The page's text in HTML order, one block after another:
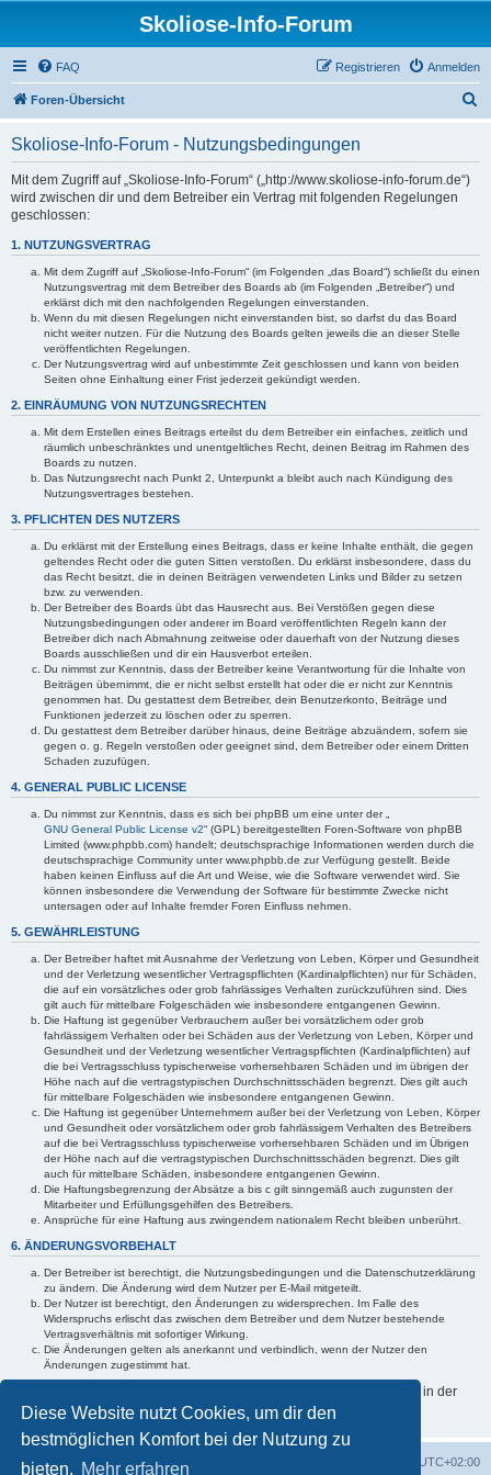
Diese Website nutzt Cookies, um dir den
bestmöglichen Komfort bei der Nutzung zu
bieten. Mehr erfahren
Skoliose-Info-Forum
FAQ Anmelden
Registrieren
Foren-Übersicht
Skoliose-Info-Forum - Nutzungsbedingungen
Mit dem Zugriff auf „Skoliose-Info-Forum“ („http://www.skoliose-info-forum.de“)
wird zwischen dir und dem Betreiber ein Vertrag mit folgenden Regelungen
geschlossen:
1. NUTZUNGSVERTRAG
Mit dem Zugriff auf „Skoliose-Info-Forum“ (im Folgenden „das Board“) schließt du einen
Nutzungsvertrag mit dem Betreiber des Boards ab (im Folgenden „Betreiber“) und
erklärst dich mit den nachfolgenden Regelungen einverstanden.
Wenn du mit diesen Regelungen nicht einverstanden bist, so darfst du das Board
nicht weiter nutzen. Für die Nutzung des Boards gelten jeweils die an dieser Stelle
veröffentlichten Regelungen.
Der Nutzungsvertrag wird auf unbestimmte Zeit geschlossen und kann von beiden
Seiten ohne Einhaltung einer Frist jederzeit gekündigt werden.
2. EINRÄUMUNG VON NUTZUNGSRECHTEN
Mit dem Erstellen eines Beitrags erteilst du dem Betreiber ein einfaches, zeitlich und
räumlich unbeschränktes und unentgeltliches Recht, deinen Beitrag im Rahmen des
Boards zu nutzen.
Das Nutzungsrecht nach Punkt 2, Unterpunkt a bleibt auch nach Kündigung des
Nutzungsvertrages bestehen.
3. PFLICHTEN DES NUTZERS
Du erklärst mit der Erstellung eines Beitrags, dass er keine Inhalte enthält, die gegen
geltendes Recht oder die guten Sitten verstoßen. Du erklärst insbesondere, dass du
das Recht besitzt, die in deinen Beiträgen verwendeten Links und Bilder zu setzen
bzw. zu verwenden.
Der Betreiber des Boards übt das Hausrecht aus. Bei Verstößen gegen diese
Nutzungsbedingungen oder anderer im Board veröffentlichten Regeln kann der
Betreiber dich nach Abmahnung zeitweise oder dauerhaft von der Nutzung dieses
Boards ausschließen und dir ein Hausverbot erteilen.
Du nimmst zur Kenntnis, dass der Betreiber keine Verantwortung für die Inhalte von
Beiträgen übernimmt, die er nicht selbst erstellt hat oder die er nicht zur Kenntnis
genommen hat. Du gestattest dem Betreiber, dein Benutzerkonto, Beiträge und
Funktionen jederzeit zu löschen oder zu sperren.
Du gestattest dem Betreiber darüber hinaus, deine Beiträge abzuändern, sofern sie
gegen o. g. Regeln verstoßen oder geeignet sind, dem Betreiber oder einem Dritten
Schaden zuzufügen.
4. GENERAL PUBLIC LICENSE
Du nimmst zur Kenntnis, dass es sich bei phpBB um eine unter der „
GNU General Public License v2“ (GPL) bereitgestellten Foren-Software von phpBB
Limited (www.phpbb.com) handelt; deutschsprachige Informationen werden durch die
deutschsprachige Community unter www.phpbb.de zur Verfügung gestellt. Beide
haben keinen Einfluss auf die Art und Weise, wie die Software verwendet wird. Sie
können insbesondere die Verwendung der Software für bestimmte Zwecke nicht
untersagen oder auf Inhalte fremder Foren Einfluss nehmen.
5. GEWÄHRLEISTUNG
Der Betreiber haftet mit Ausnahme der Verletzung von Leben, Körper und Gesundheit
und der Verletzung wesentlicher Vertragspflichten (Kardinalpflichten) nur für Schäden,
die auf ein vorsätzliches oder grob fahrlässiges Verhalten zurückzuführen sind. Dies
gilt auch für mittelbare Folgeschäden wie insbesondere entgangenen Gewinn.
Die Haftung ist gegenüber Verbrauchern außer bei vorsätzlichem oder grob
fahrlässigem Verhalten oder bei Schäden aus der Verletzung von Leben, Körper und
Gesundheit und der Verletzung wesentlicher Vertragspflichten (Kardinalpflichten) auf
die bei Vertragsschluss typischerweise vorhersehbaren Schäden und im übrigen der
Höhe nach auf die vertragstypischen Durchschnittsschäden begrenzt. Dies gilt auch
für mittelbare Folgeschäden wie insbesondere entgangenen Gewinn.
Die Haftung ist gegenüber Unternehmern außer bei der Verletzung von Leben, Körper
und Gesundheit oder vorsätzlichem oder grob fahrlässigem Verhalten des Betreibers
auf die bei Vertragsschluss typischerweise vorhersehbaren Schäden und im Übrigen
der Höhe nach auf die vertragstypischen Durchschnittsschäden begrenzt. Dies gilt
auch für mittelbare Schäden, insbesondere entgangenen Gewinn.
Die Haftungsbegrenzung der Absätze a bis c gilt sinngemäß auch zugunsten der
Mitarbeiter und Erfüllungsgehilfen des Betreibers.
Ansprüche für eine Haftung aus zwingendem nationalem Recht bleiben unberührt.
6. ÄNDERUNGSVORBEHALT
Der Betreiber ist berechtigt, die Nutzungsbedingungen und die Datenschutzerklärung
zu ändern. Die Änderung wird dem Nutzer per E-Mail mitgeteilt.
Der Nutzer ist berechtigt, den Änderungen zu widersprechen. Im Falle des
Widerspruchs erlischt das zwischen dem Betreiber und dem Nutzer bestehende
Vertragsverhältnis mit sofortiger Wirkung.
Die Änderungen gelten als anerkannt und verbindlich, wenn der Nutzer den
Änderungen zugestimmt hat.
Informationen über den Umgang mit deinen persönlichen Daten sind in der
Datenschutzerklärung enthalten.
Foren-Übersicht UTC+02:00